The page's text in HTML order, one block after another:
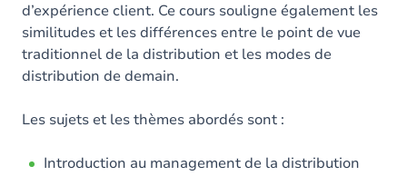
d’expérience client. Ce cours souligne également les
similitudes et les différences entre le point de vue
traditionnel de la distribution et les modes de
distribution de demain.
Les sujets et les thèmes abordés sont :
Introduction au management de la distribution